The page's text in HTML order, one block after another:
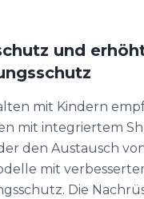
und
mit Kindern
mit integriertem
den Austausch
mit
Die